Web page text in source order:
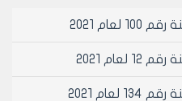
التنفيذي لمجلس مدينة حلب رقم /240/ لعام 1991
2021
2021
2021